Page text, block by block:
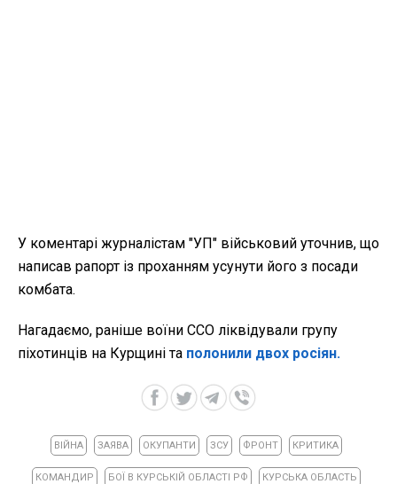
У коментарі журналістам "УП" військовий уточнив, що
написав рапорт із проханням усунути його з посади
комбата.
Нагадаємо, раніше воїни ССО ліквідували групу
піхотинців на Курщині та полонили двох росіян.
ВІЙНА ЗАЯВА ОКУПАНТИ ЗСУ ФРОНТ КРИТИКА
КОМАНДИР БОЇ В КУРСЬКІЙ ОБЛАСТІ РФ КУРСЬКА ОБЛАСТЬ